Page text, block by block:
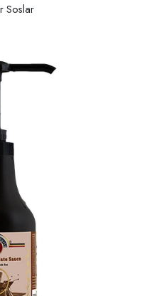
Soslar